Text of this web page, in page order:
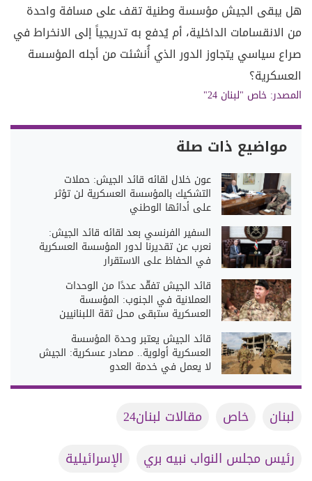
هل يبقى الجيش مؤسسة وطنية تقف على مسافة واحدة
من الانقسامات الداخلية، أم يُدفع به تدريجياً إلى الانخراط في
صراع سياسي يتجاوز الدور الذي أُنشئت من أجله المؤسسة
العسكرية؟
المصدر: خاص "لبنان 24"
مواضيع ذات صلة
عون خلال لقائه قائد الجيش: حملات
التشكيك بالمؤسسة العسكرية لن تؤثر
على أدائها الوطني
السفير الفرنسي بعد لقائه قائد الجيش:
نعرب عن تقديرنا لدور المؤسسة العسكرية
في الحفاظ على الاستقرار
قائد الجيش تفقَّد عددًا من الوحدات
العملانية في الجنوب: المؤسسة
العسكرية ستبقى محل ثقة اللبنانيين
قائد الجيش يعتبر وحدة المؤسسة
العسكرية أولوية.. مصادر عسكرية: الجيش
لا يعمل في خدمة العدو
لبنان خاص
مقالات لبنان24
رئيس مجلس النواب نبيه بري
الإسرائيلية